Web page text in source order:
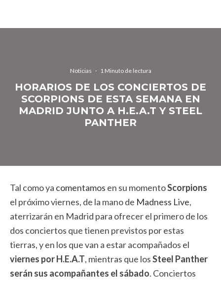
Noticias · 1 Minuto de lectura
HORARIOS DE LOS CONCIERTOS DE
SCORPIONS DE ESTA SEMANA EN
MADRID JUNTO A H.E.A.T Y STEEL
PANTHER
Tal como ya comentamos en su momentoScorpions
el próximo viernes, de la mano de Madness Live,
aterrizarán en Madrid para ofrecer el primero de los
dos conciertos que tienen previstos por estas
tierras, y en los que van a estar acompañados el
viernes por H.E.A.T, mientras que losSteel Panther
serán sus acompañantes el sábado. Conciertos